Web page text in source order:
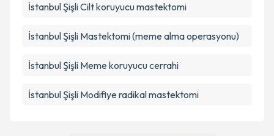
İstanbul Şişli Cilt koruyucu mastektomi
İstanbul Şişli Mastektomi (meme alma operasyonu)
İstanbul Şişli Meme koruyucu cerrahi
İstanbul Şişli Modifiye radikal mastektomi